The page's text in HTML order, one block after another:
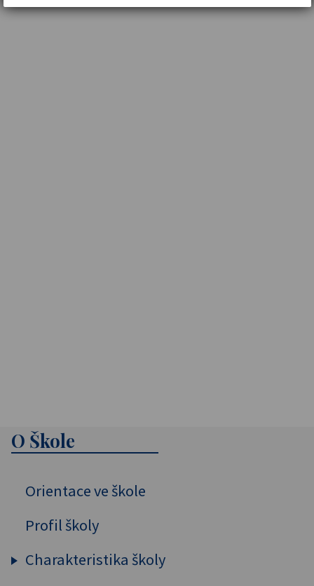
O Škole
Orientace ve škole
Profil školy
Charakteristika školy